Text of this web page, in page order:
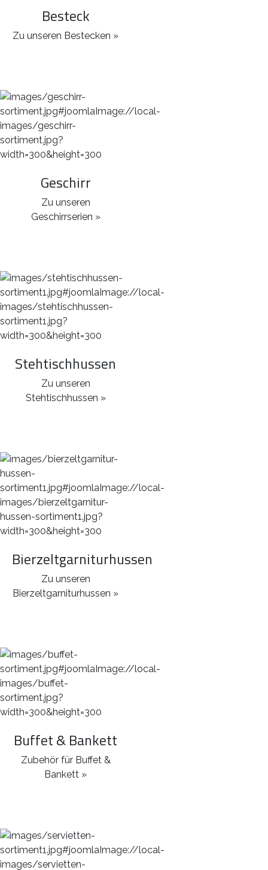
Besteck
Zu unseren Bestecken »
Geschirr
Zu unseren
Geschirrserien »
Stehtischhussen
Zu unseren
Stehtischhussen »
Bierzeltgarniturhussen
Zu unseren
Bierzeltgarniturhussen »
Buffet & Bankett
Zubehör für Buffet &
Bankett »